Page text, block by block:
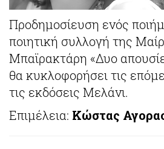
Προδημοσίευση ενός
ποιητική συλλογή της
Μπαϊρακτάρη «Δυο
θα κυκλοφορήσει τις
τις εκδόσεις Μελάνι.
Επιμέλεια: Κώστας